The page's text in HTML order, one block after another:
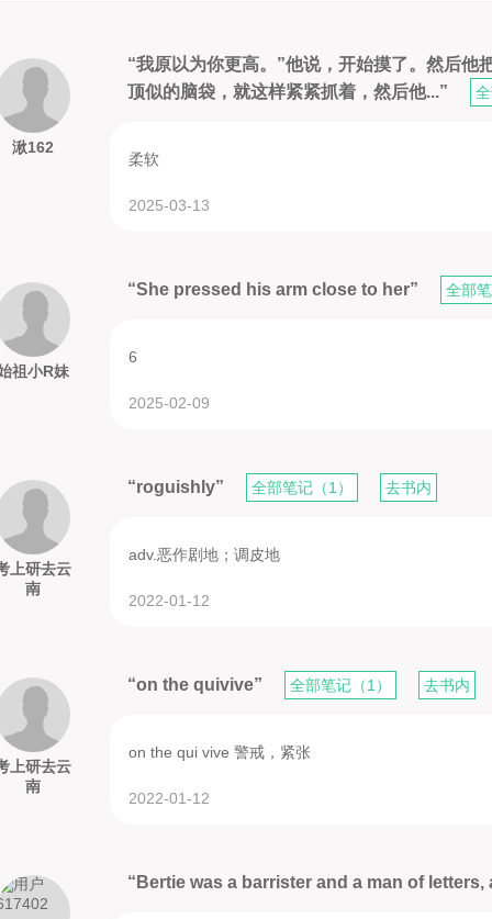
湫162
“我原以为你更高。”他说，开始摸了。然后他
顶似的脑袋，就这样紧紧抓着，然后他...”
柔软
2025-03-13
祖小R妹
“She pressed his arm close to her” 全部
6
2025-02-09
上研去云
南
“roguishly” 全部笔记（1） 去书内
adv.恶作剧地；调皮地
2022-01-12
上研去云
南
“on the quivive” 全部笔记（1） 去书内
on the qui vive 警戒，紧张
2022-01-12
“Bertie was a barrister and a man of